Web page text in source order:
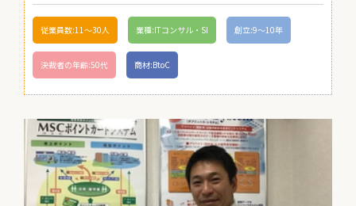
従業員数:11〜30人 業種:ITコンサル・SI 創立:9〜10年
決裁者の年齢:50代 商材:BtoC